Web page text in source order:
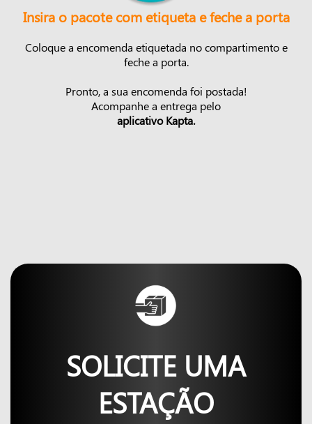
Insira o pacote com etiqueta e feche a porta
Coloque a encomenda etiquetada no compartimento e
feche a porta.
Pronto, a sua encomenda foi postada!
Acompanhe a entrega pelo
aplicativo Kapta.
SOLICITE UMA
ESTAÇÃO